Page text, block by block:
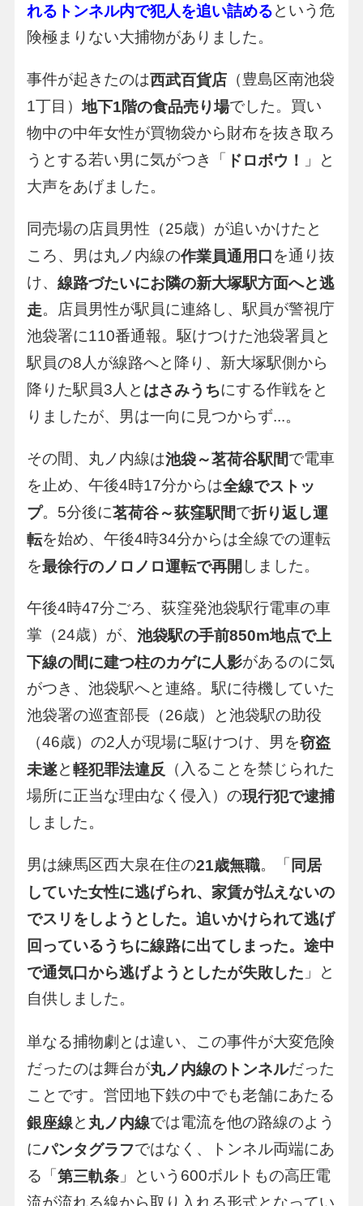
れるトンネル内で犯人を追い詰めるという危
険極まりない大捕物がありました。
事件が起きたのは西武百貨店（豊島区南池袋
1丁目）地下1階の食品売り場でした。買い
物中の中年女性が買物袋から財布を抜き取ろ
うとする若い男に気がつき「
ドロボウ！
」と
大声をあげました。
同売場の店員男性（25歳）が追いかけたと
ころ、男は丸ノ内線の作業員通用口 を通り抜
け、 線路づたいにお隣の新大塚駅方面へと逃
走。店員男性が駅員に連絡し、駅員が警視庁
池袋署に110番通報。駆けつけた池袋署員と
駅員の8人が線路へと降り、新大塚駅側から
降りた駅員3人と はさみうちにする作戦をと
りましたが、男は一向に見つからず...。
その間、丸ノ内線は池袋～茗荷谷駅間で電車
を止め、午後4時17分からは全線でストッ
プ。5分後に茗荷谷～荻窪駅間で折り返し運
転を始め、午後4時34分からは全線での運転
を最徐行のノロノロ運転で再開 しました。
午後4時47分ごろ、荻窪発池袋駅行電車の車
掌（24歳）が、 池袋駅の手前850m地点で上
下線の間に建つ柱のカゲに人影があるのに気
がつき、池袋駅へと連絡。駅に待機していた
池袋署の巡査部長（26歳）と池袋駅の助役
（46歳）の2人が現場に駆けつけ、男を窃盗
未遂と軽犯罪法違反 （入ることを禁じられた
場所に正当な理由なく侵入）の現行犯で逮捕
しました。
男は練馬区西大泉在住の21歳無職。「 同居
していた女性に逃げられ、家賃が払えないの
でスリをしようとした。追いかけられて逃げ
回っているうちに線路に出てしまった。途中
で通気口から逃げようとしたが失敗した 」と
自供しました。
単なる捕物劇とは違い、この事件が大変危険
だったのは舞台が丸ノ内線のトンネルだった
ことです。営団地下鉄の中でも老舗にあたる
銀座線と 丸ノ内線では電流を他の路線のよう
にパンタグラフではなく、トンネル両端にあ
る「第三軌条」という600ボルトもの高圧電
流が流れる線から取り入れる形式となってい